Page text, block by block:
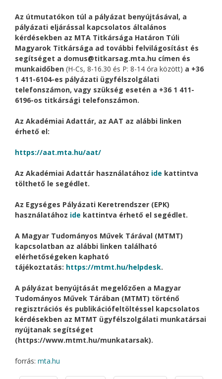
Az útmutatókon túl a pályázat benyújtásával, a
pályázati eljárással kapcsolatos általános
kérdésekben az MTA Titkársága Határon Túli
Magyarok Titkársága ad további felvilágosítást és
segítséget a domus@titkarsag.mta.hu címen és
munkaidőben (H-Cs, 8-16.30 és P: 8-14 óra között) a +36
1 411-6104-es pályázati ügyfélszolgálati
telefonszámon, vagy szükség esetén a +36 1 411-
6196-os titkársági telefonszámon.
Az Akadémiai Adattár, az AAT az alábbi linken
érhető el:
https://aat.mta.hu/aat/
Az Akadémiai Adattár használatához ide kattintva
tölthető le segédlet.
Az Egységes Pályázati Keretrendszer (EPK)
használatához ide kattintva érhető el segédlet.
A Magyar Tudományos Művek Tárával (MTMT)
kapcsolatban az alábbi linken található
elérhetőségeken kapható
tájékoztatás: https://mtmt.hu/helpdesk.
A pályázat benyújtását megelőzően a Magyar
Tudományos Művek Tárában (MTMT) történő
regisztrációs és publikációfeltöltéssel kapcsolatos
kérdésekben az MTMT ügyfélszolgálati munkatársai
nyújtanak segítséget
(https://www.mtmt.hu/munkatarsak).
forrás: mta.hu